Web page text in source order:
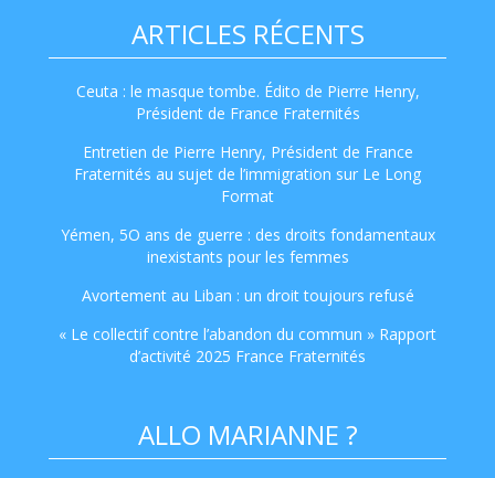
ARTICLES RÉCENTS
Ceuta : le masque tombe. Édito de Pierre Henry,
Président de France Fraternités
Entretien de Pierre Henry, Président de France
Fraternités au sujet de l’immigration sur Le Long
Format
Yémen, 5O ans de guerre : des droits fondamentaux
inexistants pour les femmes
Avortement au Liban : un droit toujours refusé
« Le collectif contre l’abandon du commun » Rapport
d’activité 2025 France Fraternités
ALLO MARIANNE ?